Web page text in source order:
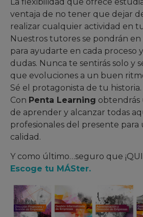
ventaja de no tener que dejar
realizar cualquier actividad en
Nuestros tutores se pondrán
para ayudarte en cada proceso
dudas. Nunca te sentirás solo y
que evoluciones a un buen
Sé el protagonista de tu historia.
Con Penta Learning obtendrás
de aprender y alcanzar todas
profesionales del presente
calidad.
Y como último…seguro que
Escoge tu MÁSter.